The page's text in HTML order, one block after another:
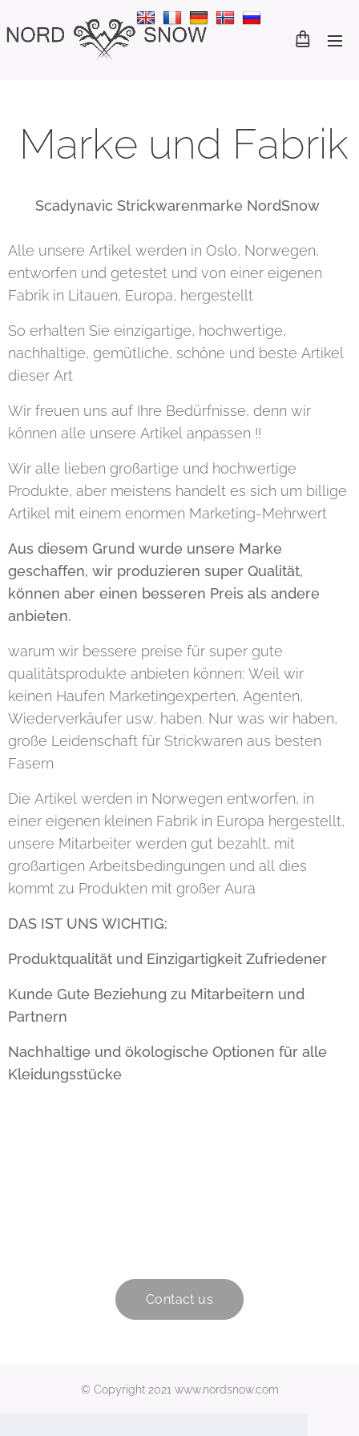
Marke und Fabrik
Scadynavic Strickwarenmarke NordSnow
Alle unsere Artikel werden in Oslo, Norwegen,
entworfen und getestet und von einer eigenen
Fabrik in Litauen, Europa, hergestellt
So erhalten Sie einzigartige, hochwertige,
nachhaltige, gemütliche, schöne und beste Artikel
dieser Art
Wir freuen uns auf Ihre Bedürfnisse, denn wir
können alle unsere Artikel anpassen !!
Wir alle lieben großartige und hochwertige
Produkte, aber meistens handelt es sich um billige
Artikel mit einem enormen Marketing-Mehrwert
Aus diesem Grund wurde unsere Marke
geschaffen, wir produzieren super Qualität,
können aber einen besseren Preis als andere
anbieten.
warum wir bessere preise für super gute
qualitätsprodukte anbieten können: Weil wir
keinen Haufen Marketingexperten, Agenten,
Wiederverkäufer usw. haben. Nur was wir haben,
große Leidenschaft für Strickwaren aus besten
Fasern
Die Artikel werden in Norwegen entworfen, in
einer eigenen kleinen Fabrik in Europa hergestellt,
unsere Mitarbeiter werden gut bezahlt, mit
großartigen Arbeitsbedingungen und all dies
kommt zu Produkten mit großer Aura
DAS IST UNS WICHTIG:
Produktqualität und Einzigartigkeit Zufriedener
Kunde Gute Beziehung zu Mitarbeitern und
Partnern
Nachhaltige und ökologische Optionen für alle
Kleidungsstücke
Contact us
© Copyright 2021 www.nordsnow.com